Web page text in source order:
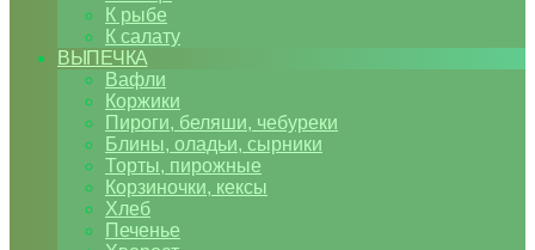
К рыбе
К салату
ВЫПЕЧКА
Вафли
Коржики
Пироги, беляши, чебуреки
Блины, оладьи, сырники
Торты, пирожные
Корзиночки, кексы
Хлеб
Печенье